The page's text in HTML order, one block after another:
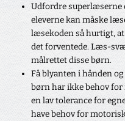
Udfordre superlæserne
eleverne kan måske
læsekoden så hurtigt,
det forventede. Læs-
målrettet disse børn.
Få blyanten i hånden
børn har ikke behov for
en lav tolerance for
have behov for